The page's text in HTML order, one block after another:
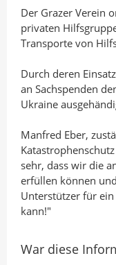
Der Grazer Verein
privaten
Transporte von
Durch deren
an Sachspenden
Ukraine
Manfred Eber,
sehr, dass wir die
erfüllen können
Unterstützer für
kann!"
War diese